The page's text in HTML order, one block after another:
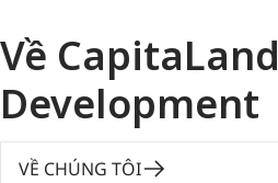
Về CapitaLand
Development
VỀ CHÚNG TÔI